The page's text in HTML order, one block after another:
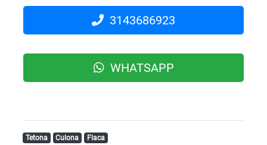
3143686923
WHATSAPP
Tetona Culona Flaca